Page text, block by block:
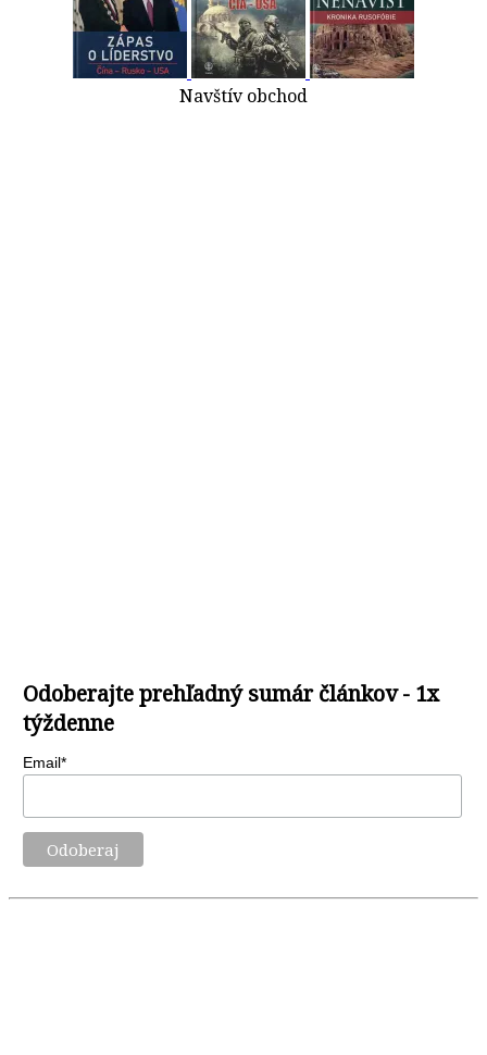
Navštív obchod
Odoberajte prehľadný sumár článkov - 1x
týždenne
Email*